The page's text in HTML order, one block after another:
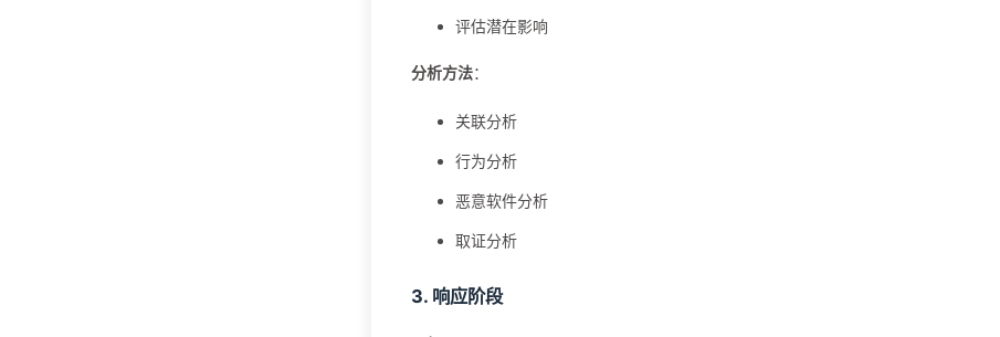
评估潜在影响
分析方法：
关联分析
行为分析
恶意软件分析
取证分析
3. 响应阶段